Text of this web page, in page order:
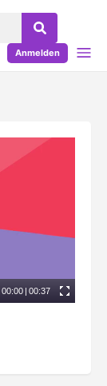
Anmelden
00:00 | 00:37